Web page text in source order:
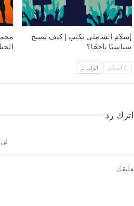
إسلام الشاملي يكتب | كيف تصبح
سياسيًا ناجحًا؟
السابق التالي
اترك رد